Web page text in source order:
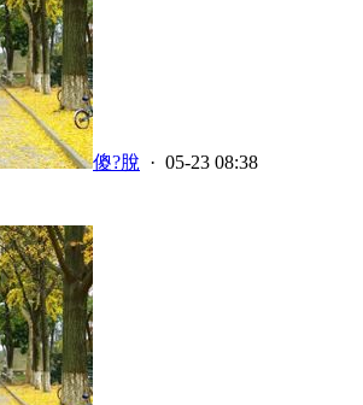
傻?脫 · 05-23 08:38